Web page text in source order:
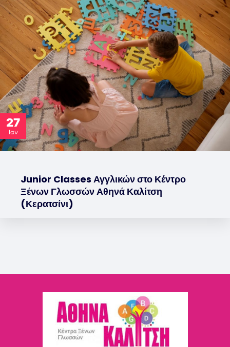
27
Ιαν
Junior Classes Αγγλικών στο Κέντρο
Ξένων Γλωσσών Αθηνά Καλίτση
(Κερατσίνι)